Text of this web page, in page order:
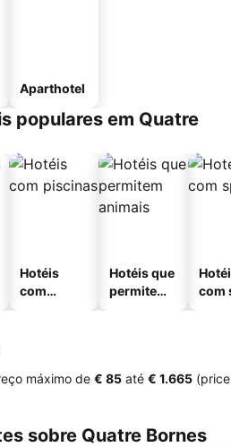
Aparthotel
populares em Quatre
Hotéis
com
Hotéis que
permitem
com
máximo de ‎€ 85 até ‎€ 1.665 (price
sobre Quatre Bornes